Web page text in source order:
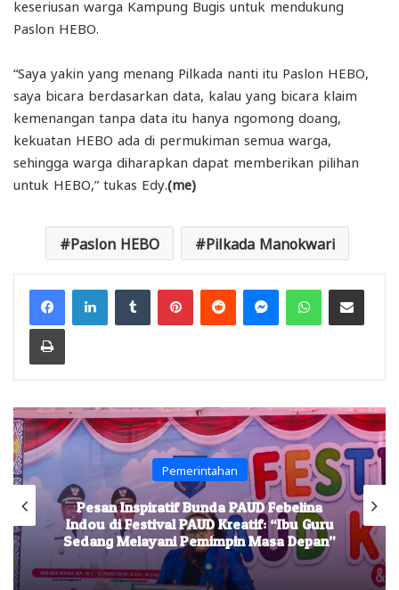
keseriusan warga Kampung Bugis untuk mendukung
Paslon HEBO.
“Saya yakin yang menang Pilkada nanti itu Paslon HEBO,
saya bicara berdasarkan data, kalau yang bicara klaim
kemenangan tanpa data itu hanya ngomong doang,
kekuatan HEBO ada di permukiman semua warga,
sehingga warga diharapkan dapat memberikan pilihan
untuk HEBO,” tukas Edy.(me)
Paslon HEBO Pilkada Manokwari
FacebookLinkedInTumblr PinterestReddit MessengerWhatsAppShare via Email
Print
PAUD Febelina
“Ibu Guru
Masa Depan”
Papua Barat
Festival Raimuti 2026
Tim Ramaikan
Manokwari